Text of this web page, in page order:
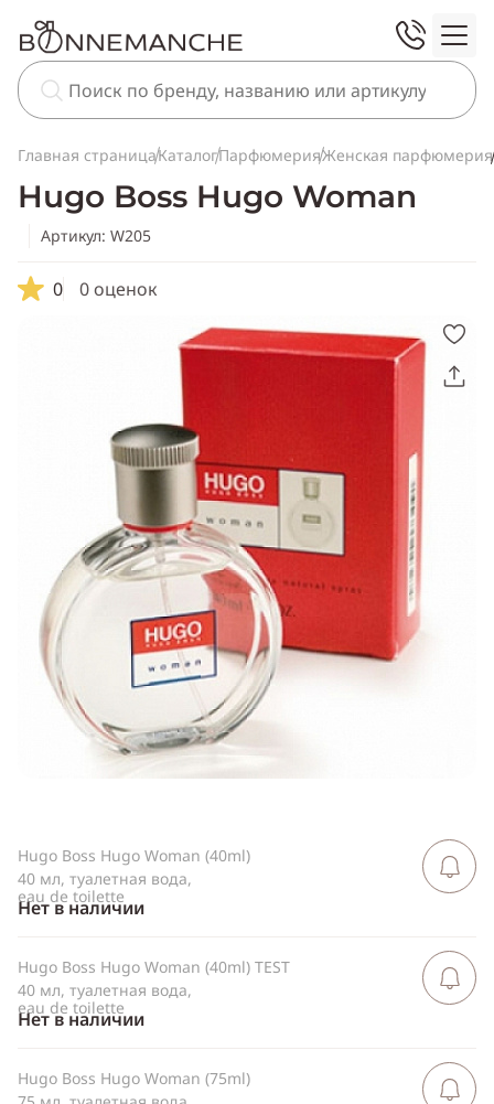
Главная страницаКаталогПарфюмерияЖенская парфюмерия
Hugo Boss Hugo Woman
Артикул: W205
0 0 оценок
ссылку
Telegram
WhatsApp
ВКонтакте
Hugo Boss Hugo Woman (40ml)
40 мл, туалетная вода,
eau de toilette
Нет в наличии
Сообщить
Hugo Boss Hugo Woman (40ml) TEST
40 мл, туалетная вода,
eau de toilette
Нет в наличии
Сообщить
Hugo Boss Hugo Woman (75ml)
Сообщить